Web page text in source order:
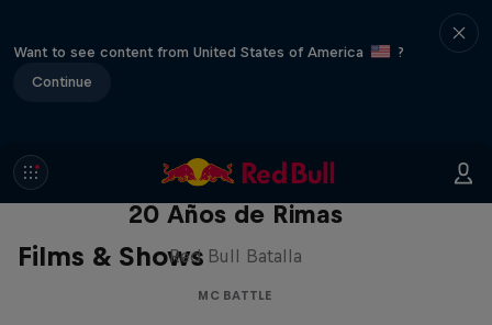
Want to see content from United States of America
?
Continue
Films & Shows
Red Bull Batalla Nueva Historia:
20 Años de Rimas
Red Bull Batalla
MC BATTLE